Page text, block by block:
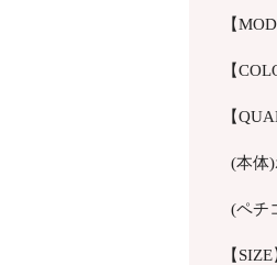
【
【
【
(本体
(ペチ
【